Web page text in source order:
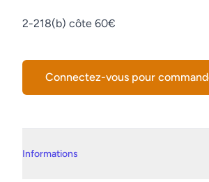
Description
2-218(b) côte 60€
Connectez-vous pour
Informations